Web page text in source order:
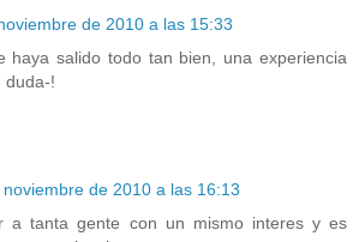
de 2010 a las 15:33
haya salido todo tan bien, una experiencia
duda-!
de 2010 a las 16:13
a tanta gente con un mismo interes y es